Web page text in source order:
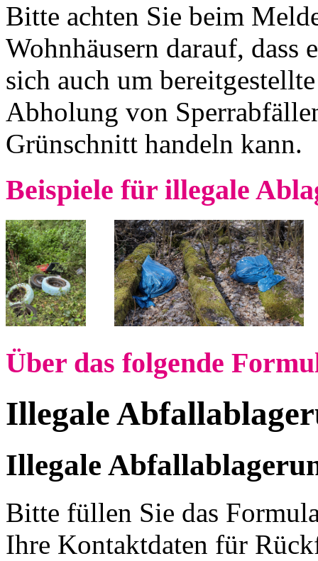
Bitte achten Sie beim
Wohnhäusern darauf, dass
sich auch um
Abholung von
Grünschnitt handeln kann.
Beispiele für illegale
Über das folgende
Illegale
Illegale
Bitte füllen Sie das
Ihre Kontaktdaten für